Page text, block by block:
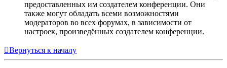
предоставленных им создателем конференции. Они
также могут обладать всеми возможностями
модераторов во всех форумах, в зависимости от
настроек, произведённых создателем конференции.
Вернуться к началу